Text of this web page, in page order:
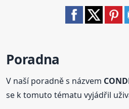
Poradna
V naší poradně s názvem
se k tomuto tématu vyjádřil